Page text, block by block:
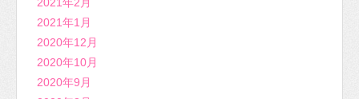
2021年1月
2020年12月
2020年10月
2020年9月